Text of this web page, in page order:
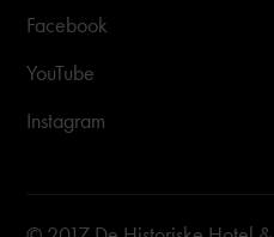
Facebook
YouTube
Instagram